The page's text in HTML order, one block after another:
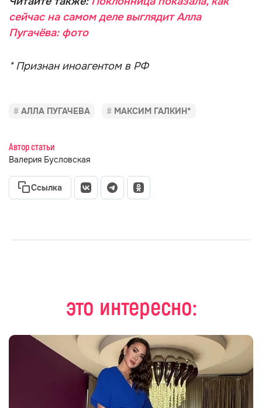
сейчас на самом деле выглядит Алла
Пугачёва: фото
* Признан иноагентом в РФ
АЛЛА ПУГАЧЕВА МАКСИМ ГАЛКИН*
Автор статьи
Валерия Бусловская
Ссылка
это интересно: